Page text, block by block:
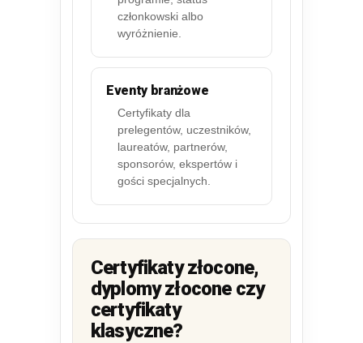
członkowski albo
wyróżnienie.
Eventy branżowe
Certyfikaty dla
prelegentów, uczestników,
laureatów, partnerów,
sponsorów, ekspertów i
gości specjalnych.
Certyfikaty złocone,
dyplomy złocone czy
certyfikaty
klasyczne?